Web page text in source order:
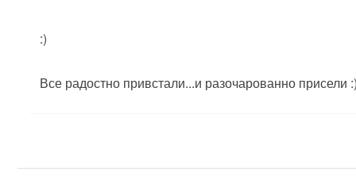
:)
Все радостно привстали...и разочарованно присели